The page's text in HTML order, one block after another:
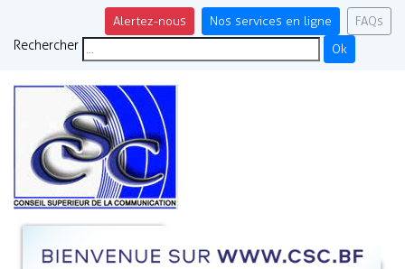
Alertez-nous Nos services en ligne
FAQs
Rechercher
Ok